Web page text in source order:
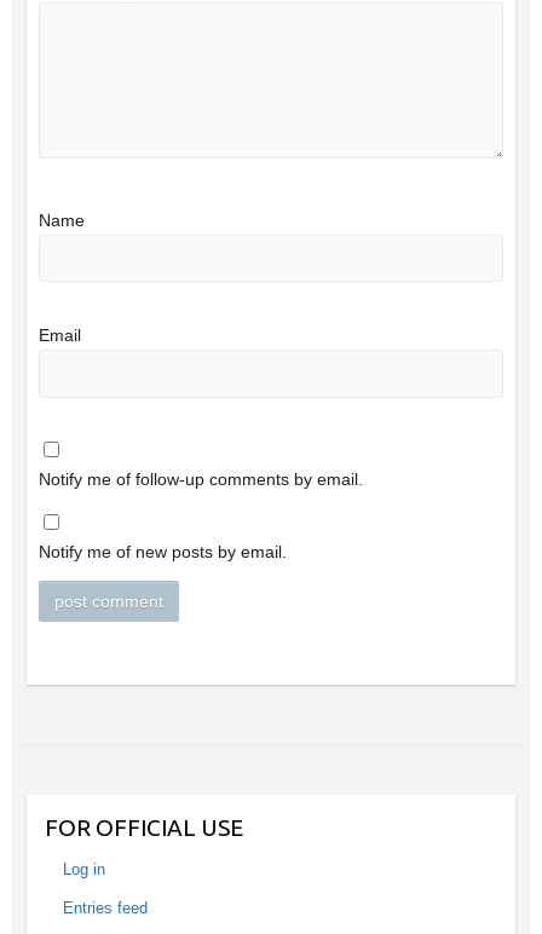
Name
Email
Notify me of follow-up comments by email.
Notify me of new posts by email.
FOR OFFICIAL USE
Log in
Entries feed